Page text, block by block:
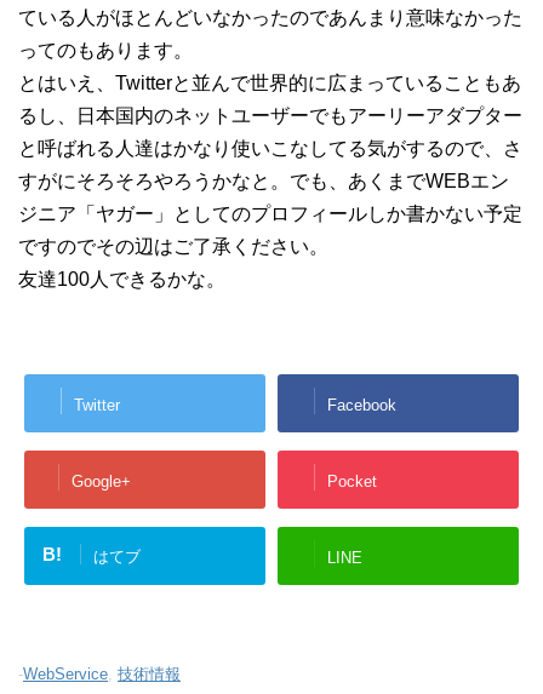
ている人がほとんどいなかったのであんまり意味なかった
ってのもあります。
とはいえ、Twitterと並んで世界的に広まっていることもあ
るし、日本国内のネットユーザーでもアーリーアダプター
と呼ばれる人達はかなり使いこなしてる気がするので、さ
すがにそろそろやろうかなと。でも、あくまでWEBエン
ジニア「ヤガー」としてのプロフィールしか書かない予定
ですのでその辺はご了承ください。
友達100人できるかな。
Twitter Facebook
Google+ Pocket
B! はてブ LINE
-WebService, 技術情報